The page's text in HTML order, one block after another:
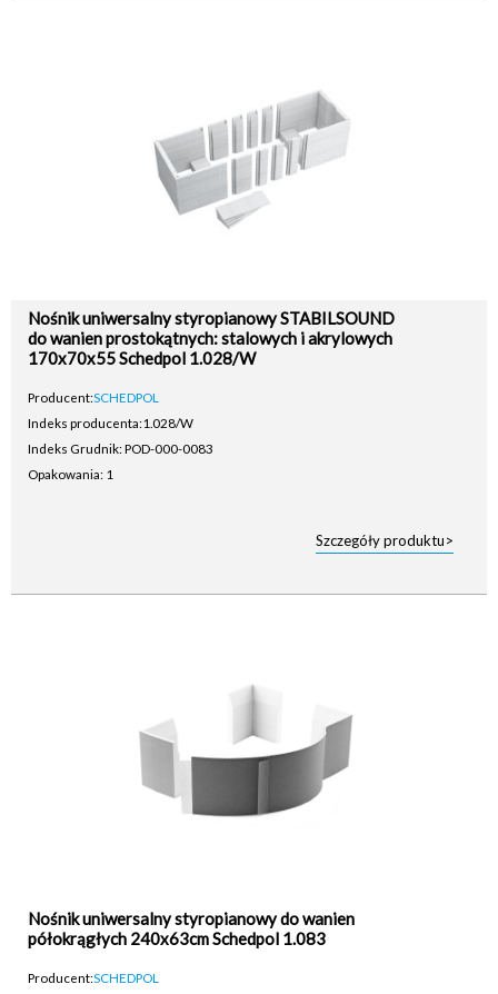
Nośnik uniwersalny styropianowy STABILSOUND
do wanien prostokątnych: stalowych i akrylowych
170x70x55 Schedpol 1.028/W
Producent:SCHEDPOL
Indeks producenta:1.028/W
Indeks Grudnik: POD-000-0083
Opakowania: 1
Szczegóły produktu>
Nośnik uniwersalny styropianowy do wanien
półokrągłych 240x63cm Schedpol 1.083
Producent:SCHEDPOL